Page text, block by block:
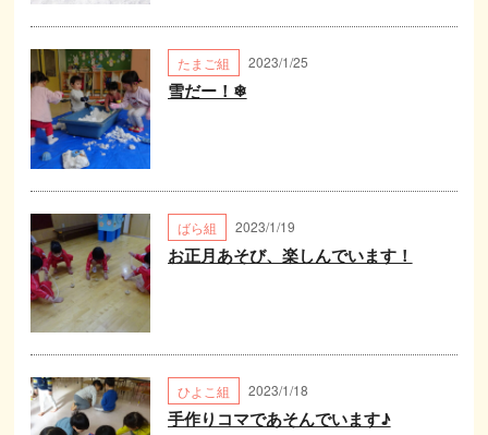
たまご組 2023/1/25
雪だー！❄
ばら組 2023/1/19
お正月あそび、楽しんでいます！
ひよこ組 2023/1/18
手作りコマであそんでいます♪